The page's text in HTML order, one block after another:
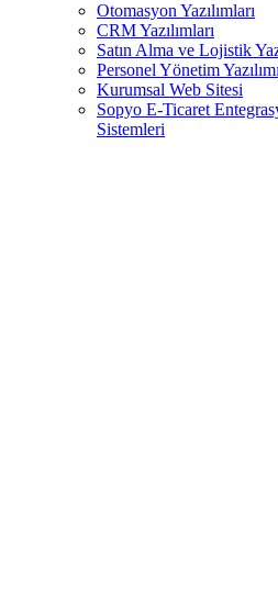
Otomasyon Yazılımları
CRM Yazılımları
Satın Alma ve Lojistik
Personel Yönetim Yazılımı
Kurumsal Web Sitesi
Sopyo E-Ticaret
Sistemleri